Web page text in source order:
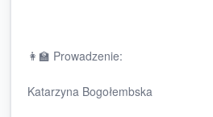
👩‍🏫 Prowadzenie:
Katarzyna Bogołembska